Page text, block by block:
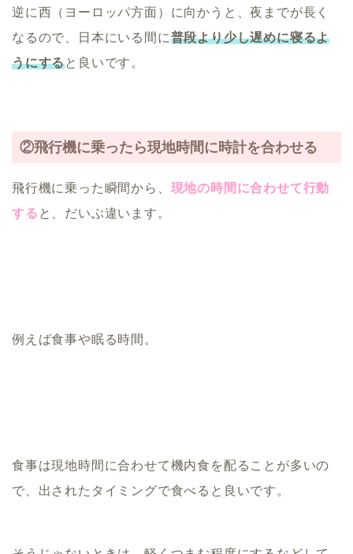
逆に西（ヨーロッパ方面）に向かうと、夜までが長く
なるので、日本にいる間に普段より少し遅めに寝るよ
うにすると良いです。
②飛行機に乗ったら現地時間に時計を合わせる
飛行機に乗った瞬間から、 現地の時間に合わせて行動
する と、だいぶ違います。
例えば食事や眠る時間。
食事は現地時間に合わせて機内食を配ることが多いの
で、出されたタイミングで食べると良いです。